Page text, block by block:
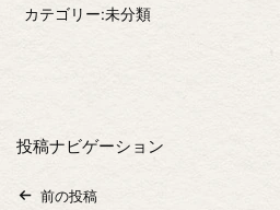
カテゴリー:未分類
投稿ナビゲーション
前の投稿